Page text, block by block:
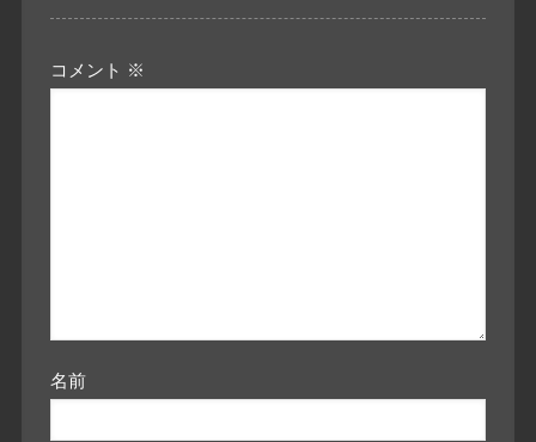
コメント ※
名前